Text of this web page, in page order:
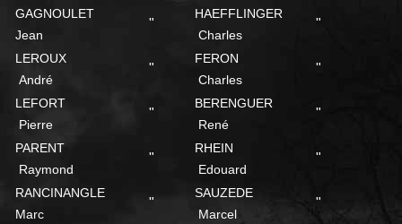
GAGNOULET
Jean
"
HAEFFLINGER
Charles
"
LEROUX
André
"
FERON
Charles
"
LEFORT
Pierre
"
BERENGUER
René
"
PARENT
Raymond
"
RHEIN
Edouard
"
RANCINANGLE
Marc
"
SAUZEDE
Marcel
"